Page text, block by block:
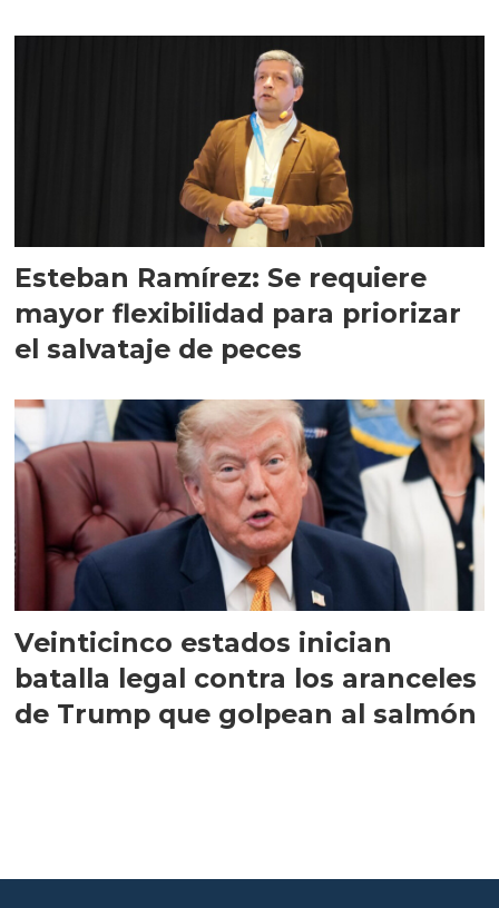
Esteban Ramírez: Se requiere
mayor flexibilidad para priorizar
el salvataje de peces
Veinticinco estados inician
batalla legal contra los aranceles
de Trump que golpean al salmón